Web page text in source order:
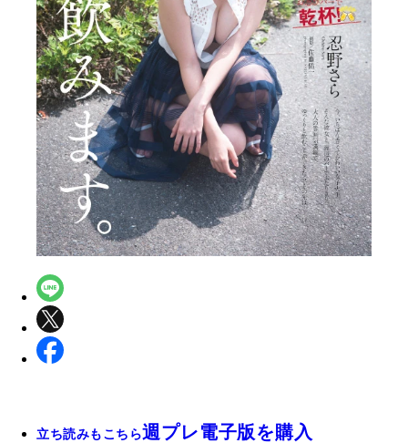
立ち読みもこちら週プレ電子版を購入